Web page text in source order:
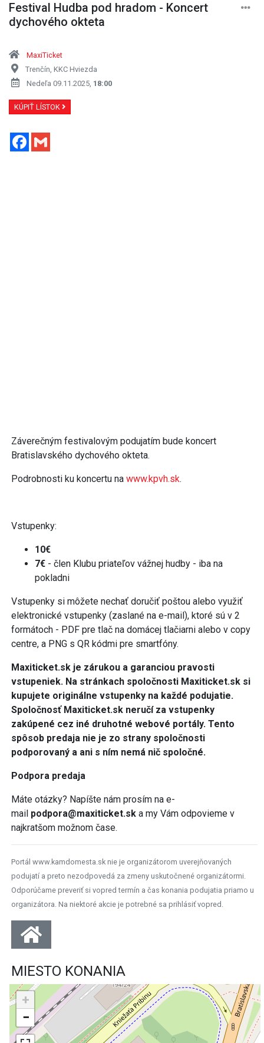
Festival Hudba pod hradom - Koncert
dychového okteta
MaxiTicket
Trenčín, KKC Hviezda
Nedeľa 09.11.2025, 18:00
KÚPIŤ LÍSTOK
Facebook
Záverečným festivalovým podujatím bude koncert
Bratislavského dychového okteta.
Podrobnosti ku koncertu na www.kpvh.sk.
Vstupenky:
10€
7€ - člen Klubu priateľov vážnej hudby - iba na
pokladni
Vstupenky si môžete nechať doručiť poštou alebo využiť
elektronické vstupenky (zaslané na e-mail), ktoré sú v 2
formátoch - PDF pre tlač na domácej tlačiarni alebo v copy
centre, a PNG s QR kódmi pre smartfóny.
Maxiticket.sk je zárukou a garanciou pravosti
vstupeniek. Na stránkach spoločnosti Maxiticket.sk si
kupujete originálne vstupenky na každé podujatie.
Spoločnosť Maxiticket.sk neručí za vstupenky
zakúpené cez iné druhotné webové portály. Tento
spôsob predaja nie je zo strany spoločnosti
podporovaný a ani s ním nemá nič spoločné.
Podpora predaja
Máte otázky? Napíšte nám prosím na e-
mail podpora@maxiticket.sk a my Vám odpovieme v
najkratšom možnom čase.
Portál www.kamdomesta.sk nie je organizátorom uverejňovaných
podujatí a preto nezodpovedá za zmeny uskutočnené organizátormi.
Odporúčame preveriť si vopred termín a čas konania podujatia priamo u
organizátora. Na niektoré akcie je potrebné sa prihlásiť vopred.
MIESTO KONANIA
+
−